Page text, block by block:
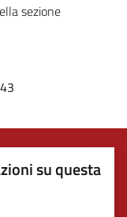
sezione
su questa